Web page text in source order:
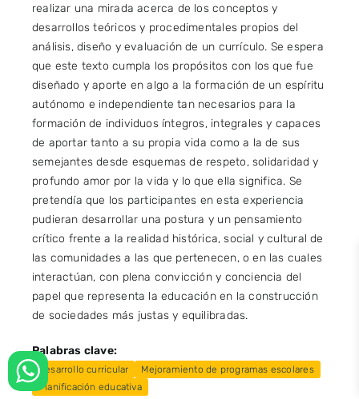
realizar una mirada acerca de los conceptos y
desarrollos teóricos y procedimentales propios del
análisis, diseño y evaluación de un currículo. Se espera
que este texto cumpla los propósitos con los que fue
diseñado y aporte en algo a la formación de un espíritu
autónomo e independiente tan necesarios para la
formación de individuos íntegros, integrales y capaces
de aportar tanto a su propia vida como a la de sus
semejantes desde esquemas de respeto, solidaridad y
profundo amor por la vida y lo que ella significa. Se
pretendía que los participantes en esta experiencia
pudieran desarrollar una postura y un pensamiento
crítico frente a la realidad histórica, social y cultural de
las comunidades a las que pertenecen, o en las cuales
interactúan, con plena convicción y conciencia del
papel que representa la educación en la construcción
de sociedades más justas y equilibradas.
Palabras clave:
Desarrollo curricular
Mejoramiento de programas escolares
Planificación educativa